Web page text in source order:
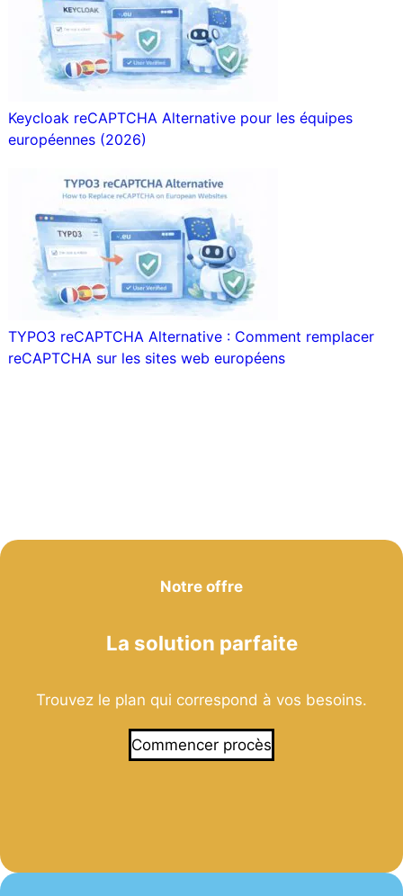
Keycloak reCAPTCHA Alternative pour les équipes
européennes (2026)
TYPO3 reCAPTCHA Alternative : Comment remplacer
reCAPTCHA sur les sites web européens
Notre offre
La solution parfaite
Trouvez le plan qui correspond à vos besoins.
Commencer procès